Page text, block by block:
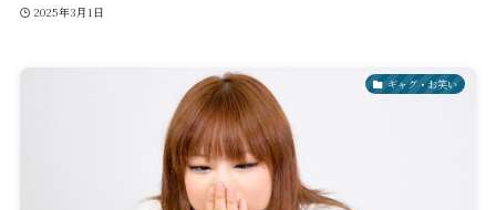
2025年3月1日
ギャグ・お笑い